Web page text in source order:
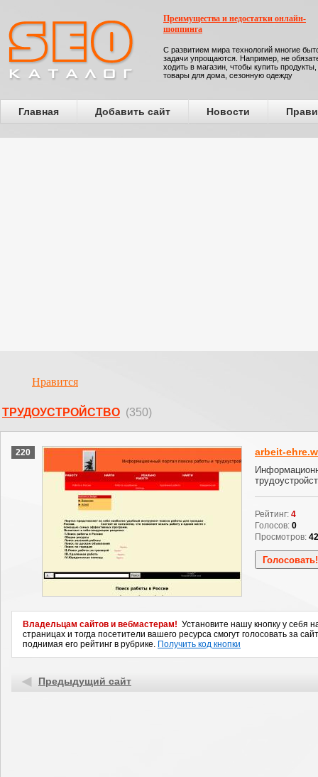
Преимущества и недостатки онлайн-
шоппинга
С развитием мира технологий многие
задачи упрощаются. Например, не
ходить в магазин, чтобы купить продукты,
товары для дома, сезонную одежду
Главная Добавить сайт Новости
Нравится
ТРУДОУСТРОЙСТВО (350)
220 arbeit-
Рейтинг: 4
Голосов: 0
Просмотров:
Владельцам сайтов и вебмастерам! Установите нашу кнопку у себя
страницах и тогда посетители вашего ресурса смогут голосовать за
поднимая его рейтинг в рубрике. Получить код кнопки
Предыдущий сайт